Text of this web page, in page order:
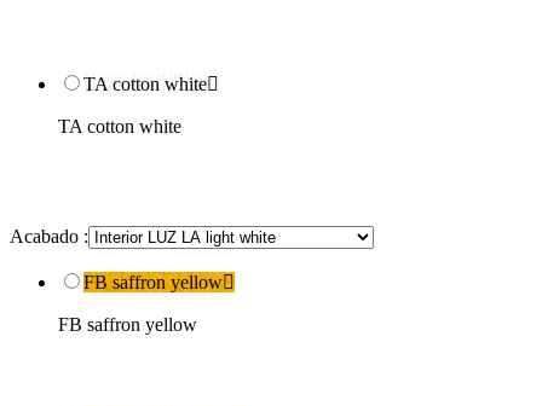
TA cotton white
TA cotton white
Acabado :
FB saffron yellow
FB saffron yellow